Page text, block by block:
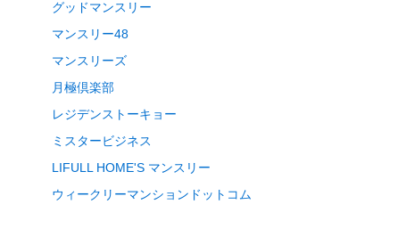
グッドマンスリー
マンスリー48
マンスリーズ
月極倶楽部
レジデンストーキョー
ミスタービジネス
LIFULL HOME'S マンスリー
ウィークリーマンションドットコム